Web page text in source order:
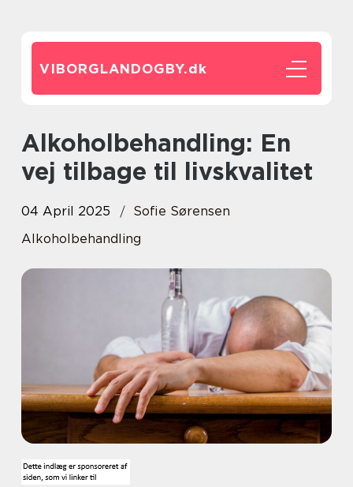
VIBORGLANDOGBY.dk
Alkoholbehandling: En
vej tilbage til livskvalitet
04 April 2025
Sofie Sørensen
Alkoholbehandling